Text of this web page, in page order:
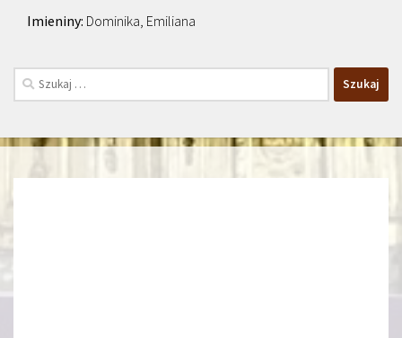
Dominika, Emiliana
Szukaj: